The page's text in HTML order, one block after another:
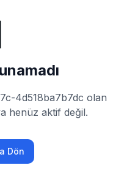
4d518ba7b7dc olan
henüz aktif değil.
Dön